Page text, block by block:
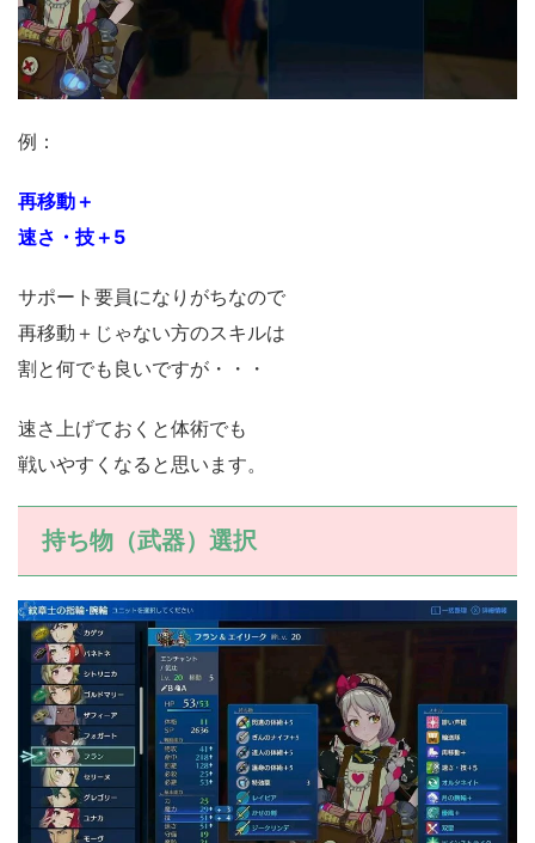
例：
再移動＋
速さ・技＋5
サポート要員になりがちなので
再移動＋じゃない方のスキルは
割と何でも良いですが・・・
速さ上げておくと体術でも
戦いやすくなると思います。
持ち物（武器）選択